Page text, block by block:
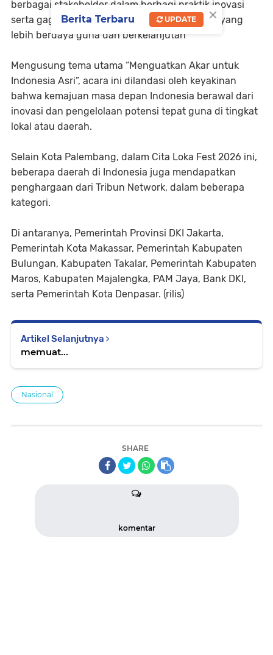
berbagai stakeholder dalam berbagi praktik inovasi
serta gagasan mengenai masa depan daerah yang
lebih berdaya guna dan berkelanjutan
Mengusung tema utama “Menguatkan Akar untuk
Indonesia Asri”, acara ini dilandasi oleh keyakinan
bahwa kemajuan masa depan Indonesia berawal dari
inovasi dan pengelolaan potensi tepat guna di tingkat
lokal atau daerah.
Selain Kota Palembang, dalam Cita Loka Fest 2026 ini,
beberapa daerah di Indonesia juga mendapatkan
penghargaan dari Tribun Network, dalam beberapa
kategori.
Di antaranya, Pemerintah Provinsi DKI Jakarta,
Pemerintah Kota Makassar, Pemerintah Kabupaten
Bulungan, Kabupaten Takalar, Pemerintah Kabupaten
Maros, Kabupaten Majalengka, PAM Jaya, Bank DKI,
serta Pemerintah Kota Denpasar. (rilis)
Artikel Selanjutnya
memuat...
Nasional
SHARE
komentar
×
Berita Terbaru UPDATE